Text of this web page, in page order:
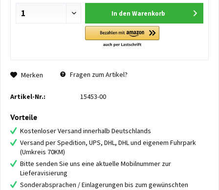
In den Warenkorb
Merken Fragen zum Artikel?
Artikel-Nr.: 15453-00
Vorteile
Kostenloser Versand innerhalb Deutschlands
Versand per Spedition, UPS, DHL, DHL und eigenem Fuhrpark
(Umkreis 70KM)
Bitte senden Sie uns eine aktuelle Mobilnummer zur
Lieferavisierung
Sonderabsprachen / Einlagerungen bis zum gewünschten